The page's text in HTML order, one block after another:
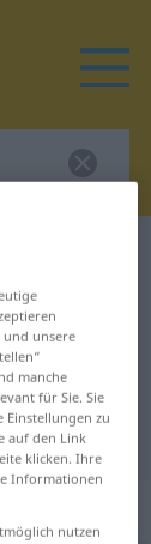
und unsere
manche
für Sie. Sie
zu
auf den Link
klicken. Ihre
Informationen
nutzen